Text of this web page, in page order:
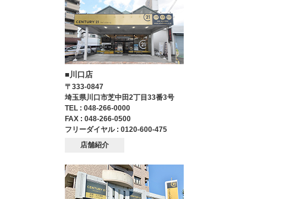
■川口店
〒333-0847
埼玉県川口市芝中田2丁目33番3号
TEL : 048-266-0000
FAX : 048-266-0500
フリーダイヤル : 0120-600-475
店舗紹介